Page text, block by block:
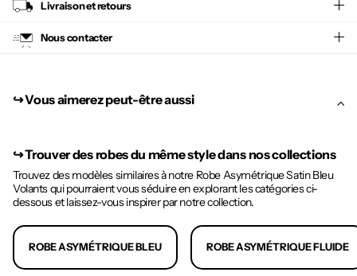
Livraison et retours
Nous contacter
↪︎ Vous aimerez peut-être aussi
↪︎Trouver des robes du même style dans nos collections
Trouvez des modèles similaires à notre Robe Asymétrique Satin Bleu
Volants qui pourraient vous séduire en explorant les catégories ci-
dessous et laissez-vous inspirer par notre collection.
ROBE ASYMÉTRIQUE BLEU ROBE ASYMÉTRIQUE FLUIDE